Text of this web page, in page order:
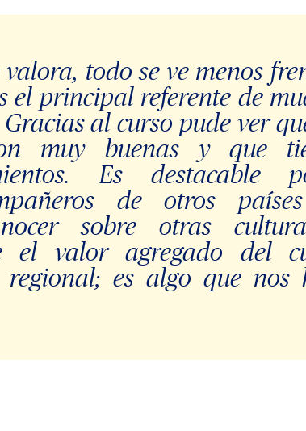
todo se ve menos
el principal referente de
al curso pude ver
muy buenas y que
Es destacable
de otros
sobre otras
el valor agregado del
es algo que nos